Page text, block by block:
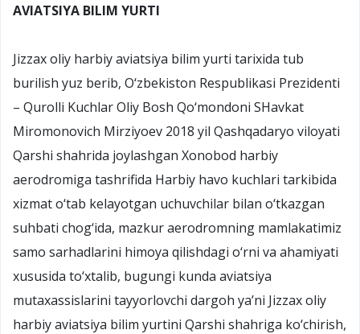
AVIATSIYA BILIM YURTI
Jizzax oliy harbiy aviatsiya bilim yurti tarixida tub
burilish yuz berib, O‘zbekiston Respublikasi Prezidenti
– Qurolli Kuchlar Oliy Bosh Qo‘mondoni SHavkat
Miromonovich Mirziyoev 2018 yil Qashqadaryo viloyati
Qarshi shahrida joylashgan Xonobod harbiy
aerodromiga tashrifida Harbiy havo kuchlari tarkibida
xizmat o‘tab kelayotgan uchuvchilar bilan o‘tkazgan
suhbati chog‘ida, mazkur aerodromning mamlakatimiz
samo sarhadlarini himoya qilishdagi o‘rni va ahamiyati
xususida to‘xtalib, bugungi kunda aviatsiya
mutaxassislarini tayyorlovchi dargoh ya’ni Jizzax oliy
harbiy aviatsiya bilim yurtini Qarshi shahriga ko‘chirish,